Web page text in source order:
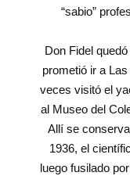
“sabio”
Don Fidel
prometió ir a
veces visitó el
al Museo del
Allí se
1936, el
luego fusilado